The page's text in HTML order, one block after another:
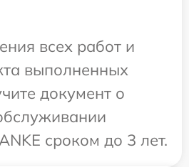
всех работ и
выполненных
документ о
сроком до 3 лет.